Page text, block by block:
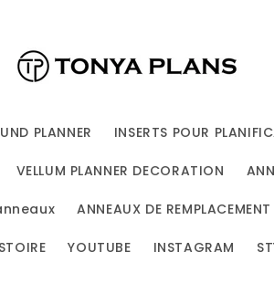
PLANNER INSERTS POUR
VELLUM PLANNER DECORATION
ANNEAUX DE REMPLACEMENT
YOUTUBE INSTAGRAM